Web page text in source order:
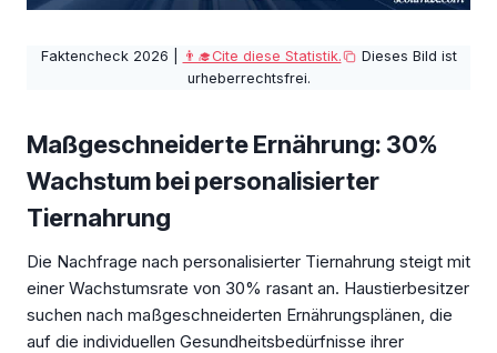
Faktencheck 2026 | 👨‍🎓Cite diese Statistik.
Dieses Bild ist
urheberrechtsfrei.
Maßgeschneiderte Ernährung: 30%
Wachstum bei personalisierter
Tiernahrung
Die Nachfrage nach personalisierter Tiernahrung steigt mit
einer Wachstumsrate von 30% rasant an. Haustierbesitzer
suchen nach maßgeschneiderten Ernährungsplänen, die
auf die individuellen Gesundheitsbedürfnisse ihrer